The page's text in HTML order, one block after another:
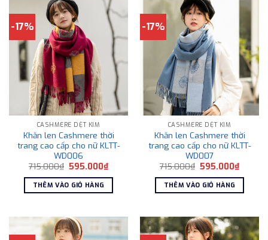
-17%
CASHMERE DỆT KIM
Khăn len Cashmere thời
trang cao cấp cho nữ KLTT-
WD006
715.000₫ Giá
là:
715.000₫.
595.000₫Giá
hiện
tại
595.000₫.
THÊM VÀO GIỎ HÀNG
-17%
CASHMERE DỆT KIM
Khăn len Cashmere thời
trang cao cấp cho nữ KLTT-
WD007
715.000₫ Giá
là:
715.000₫.
595.000₫Giá
hiện
tại
THÊM VÀO GIỎ HÀNG